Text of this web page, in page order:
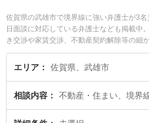
佐賀県の武雄市で境界線に強い弁護士が3
日面談に対応している弁護士なども掲載中
き交渉や家賃交渉、不動産契約解除等の細
利です。特に西九州総合法律事務所の行武
幸四郎弁護士、弁護士法人桑原法律事務所
報や弁護士費用、強みなどが注目されてい
決の実績豊富な近くの弁護士を検索したい
談できる武雄市内の弁護士に相談予約した
すすめです。
エリア 佐賀県、武雄市
相談内容 不動産・住まい、境界